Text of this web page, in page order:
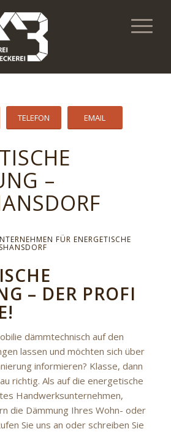
TELEFON EMAIL
–
FÜR ENERGETISCHE
– DER PROFI
dämmtechnisch auf den
lassen und möchten sich über
informieren? Klasse, dann
richtig. Als auf die energetische
Handwerksunternehmen,
die Dämmung Ihres Wohn- oder
Sie uns an oder schreiben Sie